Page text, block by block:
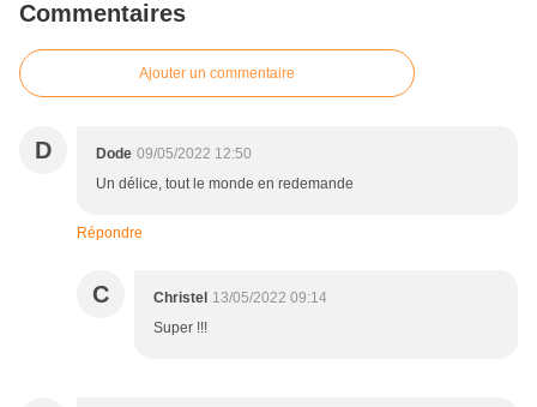
Commentaires
Ajouter un commentaire
D Dode 09/05/2022 12:50
Un délice, tout le monde en redemande
Répondre
C Christel 13/05/2022 09:14
Super !!!